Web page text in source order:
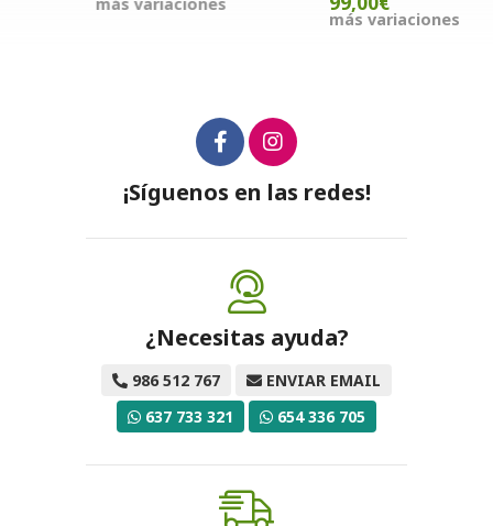
más variaciones
¡Síguenos en las redes!
¿Necesitas ayuda?
986 512 767
ENVIAR EMAIL
637 733 321
654 336 705